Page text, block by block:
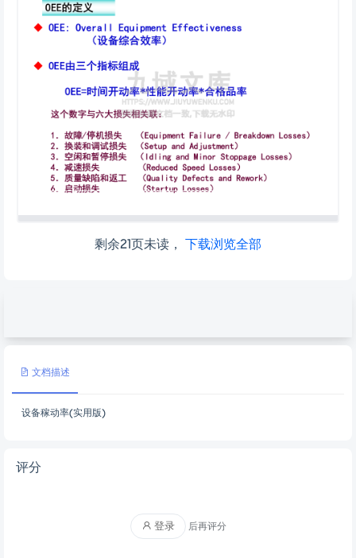
剩余21页未读， 下载浏览全部
文档描述
设备稼动率(实用版)
评分
登录 后再评分